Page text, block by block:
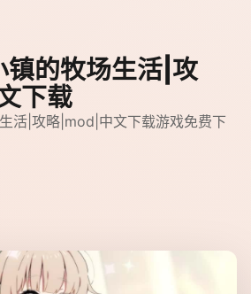
的牧场生活|攻
下载
活|攻略|mod|中文下载游戏免费下